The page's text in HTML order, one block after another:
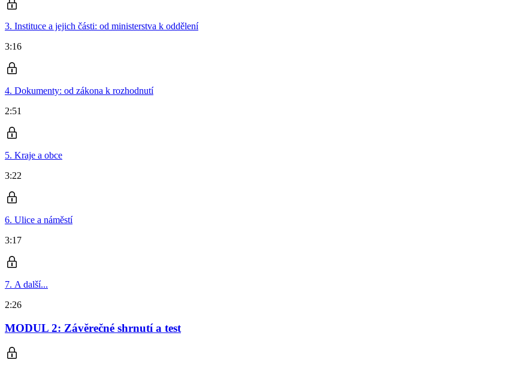
3. Instituce a jejich části: od ministerstva k oddělení
3:16
4. Dokumenty: od zákona k rozhodnutí
2:51
5. Kraje a obce
3:22
6. Ulice a náměstí
3:17
7. A další...
2:26
MODUL 2: Závěrečné shrnutí a test